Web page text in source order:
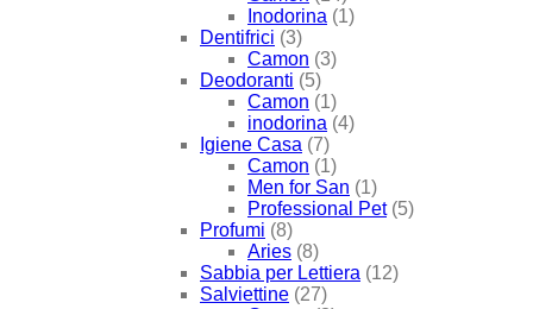
Inodorina (1)
Dentifrici (3)
Camon (3)
Deodoranti (5)
Camon (1)
inodorina (4)
Igiene Casa (7)
Camon (1)
Men for San (1)
Professional Pet (5)
Profumi (8)
Aries (8)
Sabbia per Lettiera (12)
Salviettine (27)